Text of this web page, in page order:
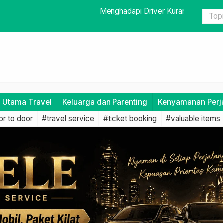
Tetap Tenang dan Laporkan ke Pihak
Utama Travel Keluarga dan Parenting Kenyamanan
to door #travel service #ticket booking #valuable items